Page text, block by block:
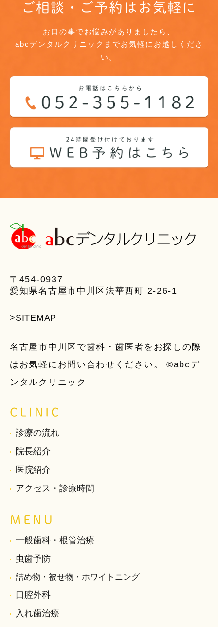
ご相談・ご予約はお気軽に
お口の事でお悩みがありましたら、
abcデンタルクリニックまでお気軽にお越しくださ
い。
〒454-0937
愛知県名古屋市中川区法華西町 2-26-1
>SITEMAP
名古屋市中川区で歯科・歯医者をお探しの際
はお気軽にお問い合わせください。 ©abcデ
ンタルクリニック
CLINIC
診療の流れ
院長紹介
医院紹介
アクセス・診療時間
MENU
一般歯科・根管治療
虫歯予防
詰め物・被せ物・ホワイトニング
口腔外科
入れ歯治療